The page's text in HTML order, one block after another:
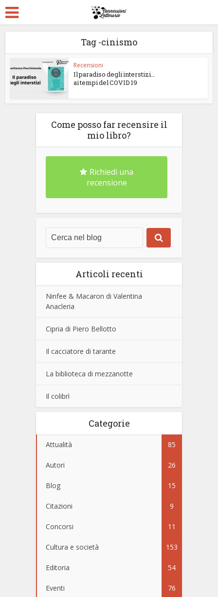
Tag -cinismo
Recensioni
Il paradiso degli interstizi…
ai tempi del COVID 19
Come posso far recensire il
mio libro?
Richiedi una
recensione
Articoli recenti
Ninfee & Macaron di Valentina
Anacleria
Cipria di Piero Bellotto
Il cacciatore di tarante
La biblioteca di mezzanotte
Il colibrì
Categorie
Attualità 85
Autori 26
Blog 15
Citazioni 9
Concorsi 11
Cultura e società 153
Editoria 54
Eventi 76